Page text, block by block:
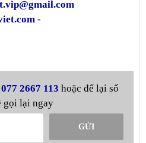
-
077 2667 113 hoặc để lại số
gọi lại ngay
GỬI